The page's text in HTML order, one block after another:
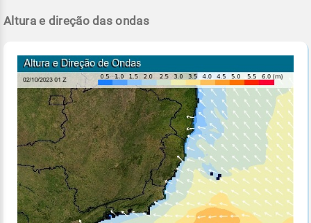
Altura e direção das ondas